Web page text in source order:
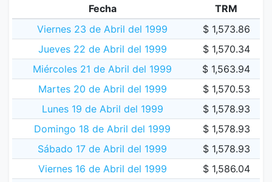
Fecha
TRM
Viernes 23 de Abril del 1999
$ 1,573.86
Jueves 22 de Abril del 1999
$ 1,570.34
Miércoles 21 de Abril del 1999
$ 1,563.94
Martes 20 de Abril del 1999
$ 1,570.53
Lunes 19 de Abril del 1999
$ 1,578.93
Domingo 18 de Abril del 1999
$ 1,578.93
Sábado 17 de Abril del 1999
$ 1,578.93
Viernes 16 de Abril del 1999
$ 1,586.04